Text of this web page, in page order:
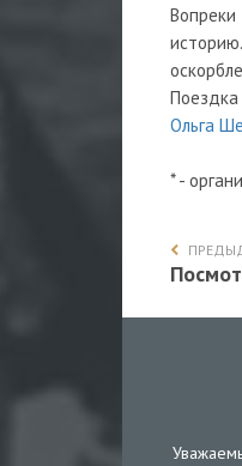
Поездка
Ольга
* -